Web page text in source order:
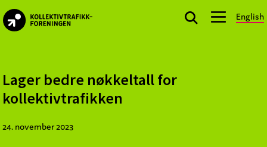
Skip
to
Skip
to
Skip
to
English
offentlige
aktører
planlegger,
Lager bedre nøkkeltall for
kollektivtrafikken
24. november 2023